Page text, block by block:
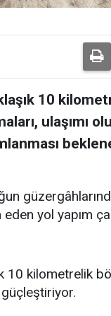
10
ulaşımı
yol yapım
10 kilometrelik
güçleştiriyor.